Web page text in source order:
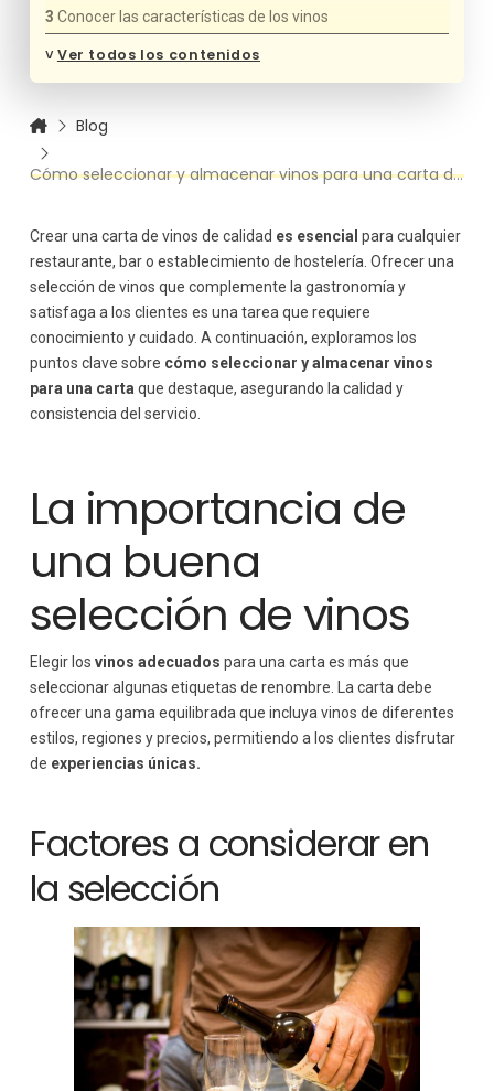
Conocer las características de los vinos
Principales tipos de vino
Creación de una carta de vinos equilibrada
Almacenamiento adecuado de los vinos
vinos
Temperatura de servicio
Temperaturas recomendadas
Rotación de inventarios
Consejos para una rotación adecuada
Capacitación del personal
Estrategias para capacitar al personal
˅Ver todos los contenidos
Blog
Cómo seleccionar y almacenar vinos para una carta de calidad
Crear una carta de vinos de calidad es esencial para cualquier
restaurante, bar o establecimiento de hostelería. Ofrecer una
selección de vinos que complemente la gastronomía y
satisfaga a los clientes es una tarea que requiere
conocimiento y cuidado. A continuación, exploramos los
puntos clave sobre cómo seleccionar y almacenar vinos
para una carta que destaque, asegurando la calidad y
consistencia del servicio.
La importancia de
una buena
selección de vinos
Elegir los vinos adecuados para una carta es más que
seleccionar algunas etiquetas de renombre. La carta debe
ofrecer una gama equilibrada que incluya vinos de diferentes
estilos, regiones y precios, permitiendo a los clientes disfrutar
de experiencias únicas.
Factores a considerar en
la selección